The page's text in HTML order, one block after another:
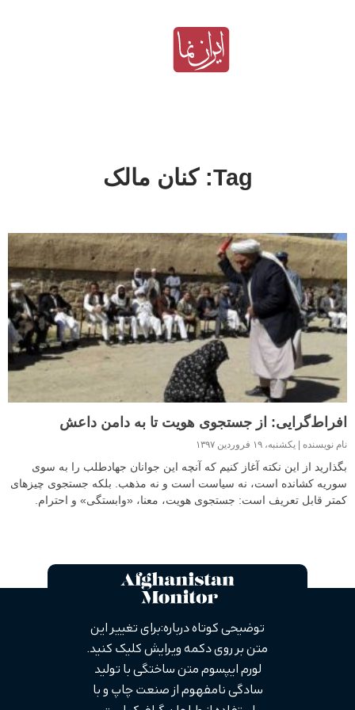
Tag: کنان مالک
افراط‌گرایی: از جستجوی هویت تا به دامن داعش
نام نویسنده یکشنبه، ۱۹ فروردین ۱۳۹۷
بگذارید از این نکته آغاز کنیم که آنچه این جوانان جهادطلب را به سوی
سوریه کشانده است، نه سیاست است و نه مذهب. بلکه جستجوی چیزهای
کمتر قابل تعریف است: جستجوی هویت، معنا، «وابستگی» و احترام.
توضیحی کوتاه درباره: برای تغییر این
متن بر روی دکمه ویرایش کلیک کنید.
لورم ایپسوم متن ساختگی با تولید
سادگی نامفهوم از صنعت چاپ و با